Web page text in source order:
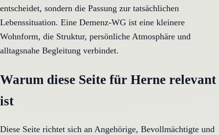
entscheidet, sondern die Passung zur tatsächlichen
Lebenssituation. Eine Demenz-WG ist eine kleinere
Wohnform, die Struktur, persönliche Atmosphäre und
alltagsnahe Begleitung verbindet.
Warum diese Seite für Herne relevant
ist
Diese Seite richtet sich an Angehörige, Bevollmächtigte und